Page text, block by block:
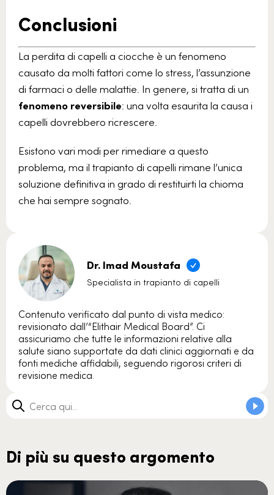
Conclusioni
La perdita di capelli a ciocche è un fenomeno
causato da molti fattori come lo stress, l’assunzione
di farmaci o delle malattie. In genere, si tratta di un
fenomeno reversibile: una volta esaurita la causa i
capelli dovrebbero ricrescere.
Esistono vari modi per rimediare a questo
problema, ma il trapianto di capelli rimane l’unica
soluzione definitiva in grado di restituirti la chioma
che hai sempre sognato.
Dr. Imad Moustafa
Specialista in trapianto di capelli
Contenuto verificato dal punto di vista medico:
revisionato dall’“Elithair Medical Board”. Ci
assicuriamo che tutte le informazioni relative alla
salute siano supportate da dati clinici aggiornati e da
fonti mediche affidabili, seguendo rigorosi criteri di
revisione medica.
Di più su questo argomento